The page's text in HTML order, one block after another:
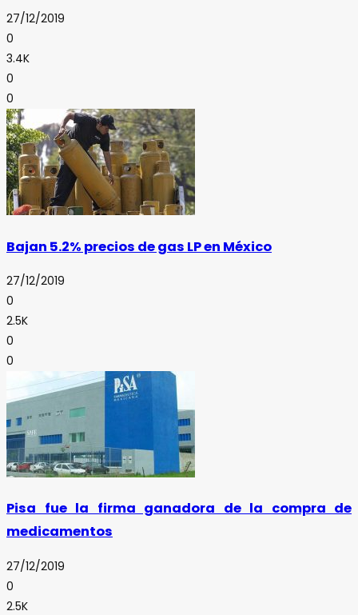
27/12/2019
0
3.4K
0
0
Bajan 5.2% precios de gas LP en México
27/12/2019
0
2.5K
0
0
Pisa fue la firma ganadora de la compra de
medicamentos
27/12/2019
0
2.5K